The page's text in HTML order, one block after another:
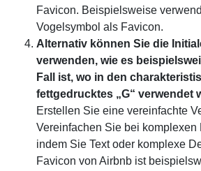
Favicon. Beispielsweise
Vogelsymbol als Favicon.
Alternativ können Sie die
verwenden, wie es
Fall ist, wo in den
fettgedrucktes „G“ verwendet
Erstellen Sie eine vereinfachte
Vereinfachen Sie bei komplexen
indem Sie Text oder komplexe
Favicon von Airbnb ist